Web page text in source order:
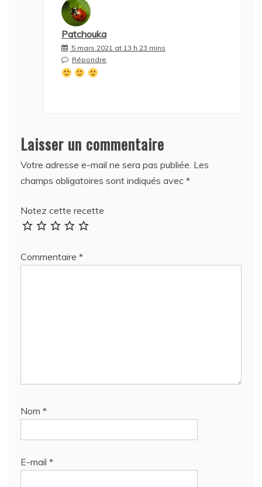
Patchouka
5 mars 2021 at 13 h 23 mins
Répondre
Laisser un commentaire
Votre adresse e-mail ne sera pas publiée. Les
champs obligatoires sont indiqués avec *
Notez cette recette
Commentaire *
Nom *
E-mail *